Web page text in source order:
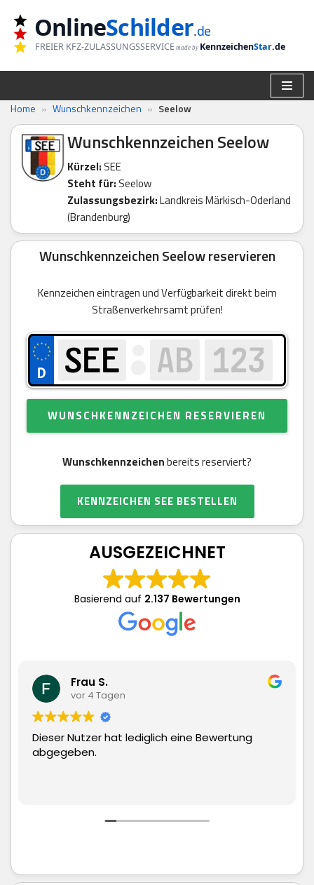
Zum
Inhalt
springen
OnlineSchilder.de
FREIER KFZ-ZULASSUNGSSERVICE made by KennzeichenStar.de
Home » Wunschkennzeichen » Seelow
Wunschkennzeichen Seelow
Kürzel: SEE
Steht für: Seelow
Zulassungsbezirk:Landkreis Märkisch-Oderland
(Brandenburg)
Wunschkennzeichen Seelow reservieren
Kennzeichen eintragen und Verfügbarkeit direkt beim
Straßenverkehrsamt prüfen!
WUNSCHKENNZEICHEN RESERVIEREN
Wunschkennzeichenbereits reserviert?
KENNZEICHEN SEE BESTELLEN
AUSGEZEICHNET
Basierend auf 2.137 Bewertungen
Bewertung
Superschnelle Lieferung und top